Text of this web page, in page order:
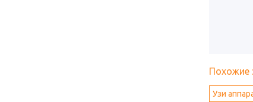
Похожие
Узи